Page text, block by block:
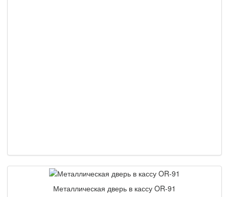
Металлическая дверь в кассу OR-91